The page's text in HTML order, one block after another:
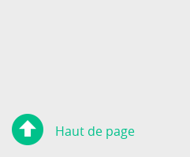
Haut de page